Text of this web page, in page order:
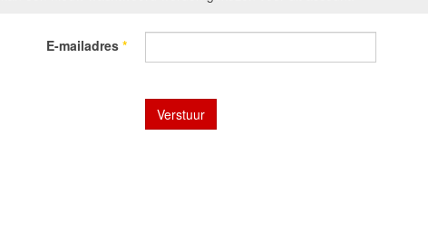
E-mailadres *
Verstuur